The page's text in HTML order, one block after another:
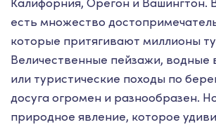
есть множество
которые притягивают миллионы
Величественные пейзажи, водные
или туристические походы по
досуга огромен и разнообразен.
природное явление, которое